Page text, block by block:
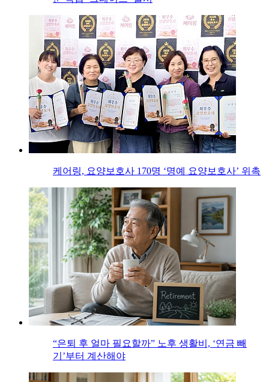
케어링, 요양보호사 170명 ‘명예 요양보호사’ 위촉
“은퇴 후 얼마 필요할까” 노후 생활비, ‘연금 빼
기’부터 계산해야